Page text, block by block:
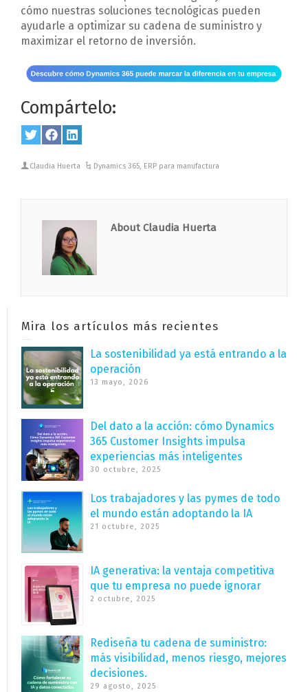
cómo nuestras soluciones tecnológicas pueden
ayudarle a optimizar su cadena de suministro y
maximizar el retorno de inversión.
Compártelo:
Share
Twitter
Share
Facebook
Share
LinkedIn
Claudia Huerta Dynamics 365, ERP para manufactura
About Claudia Huerta
Mira los artículos más recientes
La sostenibilidad ya está entrando a la
operación
13 mayo, 2026
Del dato a la acción: cómo Dynamics
365 Customer Insights impulsa
experiencias más inteligentes
30 octubre, 2025
Los trabajadores y las pymes de todo
el mundo están adoptando la IA
21 octubre, 2025
IA generativa: la ventaja competitiva
que tu empresa no puede ignorar
2 octubre, 2025
Rediseña tu cadena de suministro:
más visibilidad, menos riesgo, mejores
decisiones.
29 agosto, 2025